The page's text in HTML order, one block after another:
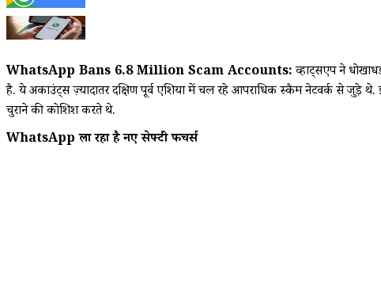
WhatsApp Bans 6.8 Million Scam Accounts:व्हाट्सएप ने
है. ये अकाउंट्स ज़्यादातर दक्षिण पूर्व एशिया में चल रहे आपराधिक स्कैम नेटवर्क से
चुराने की कोशिश करते थे.
WhatsApp ला रहा है नए सेफ्टी फीचर्स